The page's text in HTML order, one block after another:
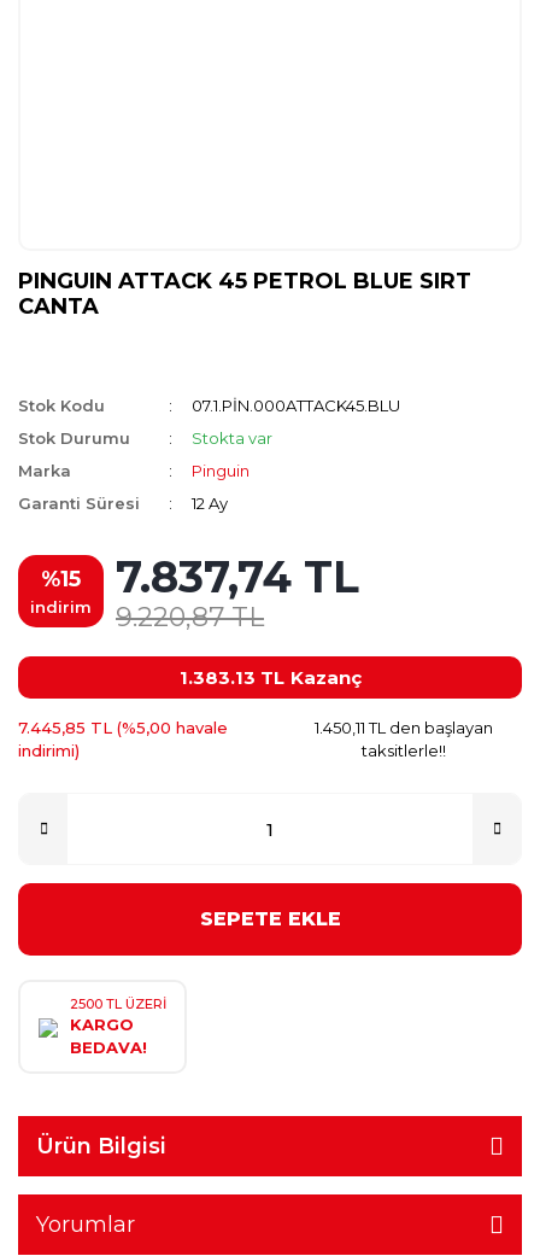
PINGUIN ATTACK 45 PETROL BLUE SIRT
CANTA
Stok Kodu
07.1.PİN.000ATTACK45.BLU
Stok Durumu
Stokta var
Marka
Pinguin
Garanti Süresi
12 Ay
%15
indirim
7.837,74 TL
9.220,87 TL
1.383.13 TL Kazanç
7.445,85 TL (%5,00 havale
indirimi)
1.450,11 TL den başlayan
taksitlerle!!
SEPETE EKLE
2500 TL ÜZERİ
KARGO
BEDAVA!
Ürün Bilgisi
Yorumlar